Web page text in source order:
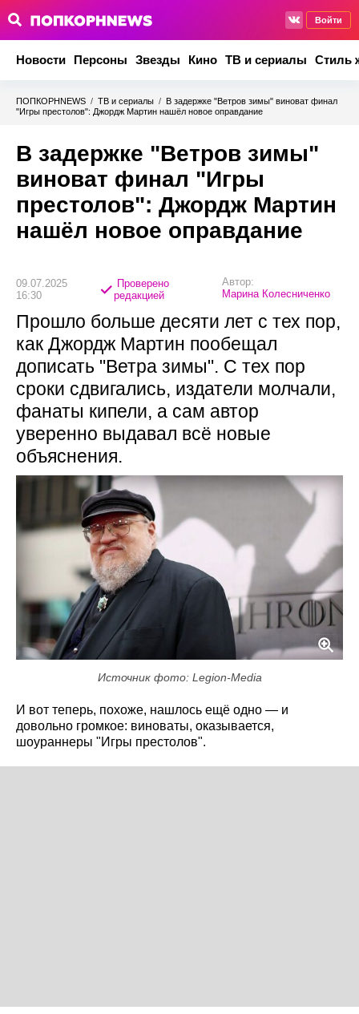
Войти
Новости Персоны Звезды Кино ТВ и сериалы Стиль
ПОПКОРНNEWS / ТВ и сериалы / В задержке "Ветров зимы" виноват финал
"Игры престолов": Джордж Мартин нашёл новое оправдание
В задержке "Ветров зимы"
виноват финал "Игры
престолов": Джордж Мартин
нашёл новое оправдание
09.07.2025
16:30
Проверено
редакцией
Автор:
Марина Колесниченко
Прошло больше десяти лет с тех пор,
как Джордж Мартин пообещал
дописать "Ветра зимы". С тех пор
сроки сдвигались, издатели молчали,
фанаты кипели, а сам автор
уверенно выдавал всё новые
объяснения.
Источник фото: Legion-Media
И вот теперь, похоже, нашлось ещё одно — и
довольно громкое: виноваты, оказывается,
шоураннеры "Игры престолов".